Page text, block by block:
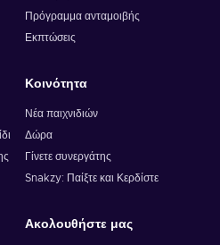
that, you can use your new
Πρόγραμμα ανταμοιβής
Εκπτώσεις
Κοινότητα
Νέα παιχνιδιών
Δώρα
Γίνετε συνεργάτης
Snakzy: Παίξτε και Κερδίστε
Ακολουθήστε μας